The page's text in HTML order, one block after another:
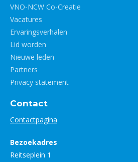
VNO-NCW Co-Creatie
Vacatures
Ervaringsverhalen
Lid worden
Nieuwe leden
Partners
Privacy statement
Contact
Contactpagina
Bezoekadres
Reitseplein 1